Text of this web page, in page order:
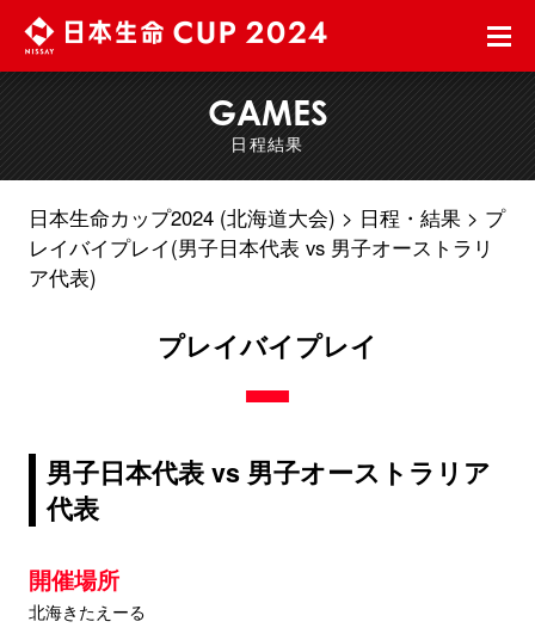
GAMES
日程結果
日本生命カップ2024 (北海道大会) 日程・結果
プ
レイバイプレイ(男子日本代表 vs 男子オーストラリ
ア代表)
プレイバイプレイ
男子日本代表 vs 男子オーストラリア
代表
開催場所
北海きたえーる